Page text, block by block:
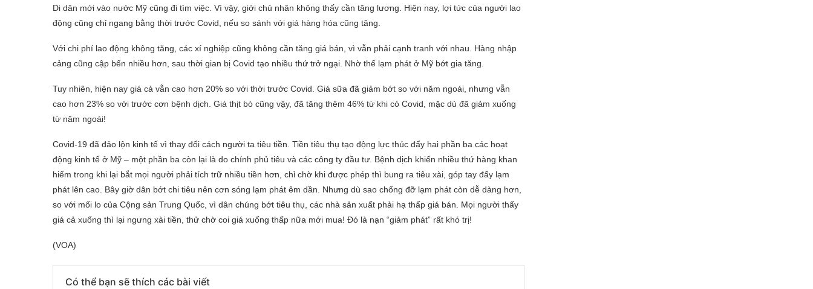
Di dân mới vào nước Mỹ cũng đi tìm việc. Vì vậy, giới chủ nhân không thấy cần tăng lương. Hiện nay, lợi tức của người lao
động cũng chỉ ngang bằng thời trước Covid, nếu so sánh với giá hàng hóa cũng tăng.
Với chi phí lao động không tăng, các xí nghiệp cũng không cần tăng giá bán, vì vẫn phải cạnh tranh với nhau. Hàng nhập
cảng cũng cập bến nhiều hơn, sau thời gian bị Covid tạo nhiều thứ trở ngại. Nhờ thế lạm phát ở Mỹ bớt gia tăng.
Tuy nhiên, hiện nay giá cả vẫn cao hơn 20% so với thời trước Covid. Giá sữa đã giảm bớt so với năm ngoái, nhưng vẫn
cao hơn 23% so với trước cơn bệnh dịch. Giá thịt bò cũng vậy, đã tăng thêm 46% từ khi có Covid, mặc dù đã giảm xuống
từ năm ngoái!
Covid-19 đã đảo lộn kinh tế vì thay đổi cách người ta tiêu tiền. Tiền tiêu thụ tạo động lực thúc đẩy hai phần ba các hoạt
động kinh tế ở Mỹ – một phần ba còn lại là do chính phủ tiêu và các công ty đầu tư. Bệnh dịch khiến nhiều thứ hàng khan
hiếm trong khi lại bắt mọi người phải tích trữ nhiều tiền hơn, chỉ chờ khi được phép thì bung ra tiêu xài, góp tay đẩy lạm
phát lên cao. Bây giờ dân bớt chi tiêu nên cơn sóng lạm phát êm dần. Nhưng dù sao chống đỡ lạm phát còn dễ dàng hơn,
so với mối lo của Cộng sản Trung Quốc, vì dân chúng bớt tiêu thụ, các nhà sản xuất phải hạ thấp giá bán. Mọi người thấy
giá cả xuống thì lại ngưng xài tiền, thử chờ coi giá xuống thấp nữa mới mua! Đó là nạn “giảm phát” rất khó trị!
(VOA)
Có thể bạn sẽ thích các bài viết